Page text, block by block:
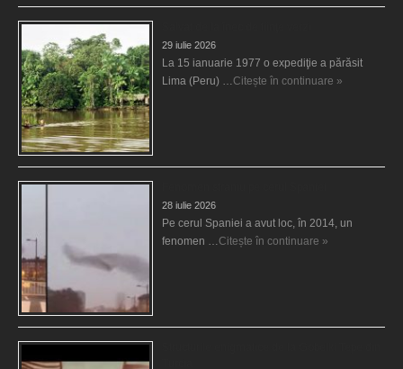
29 iulie 2026
La 15 ianuarie 1977 o expediţie a părăsit
Lima (Peru) …Citește în continuare »
28 iulie 2026
Pe cerul Spaniei a avut loc, în 2014, un
fenomen …Citește în continuare »